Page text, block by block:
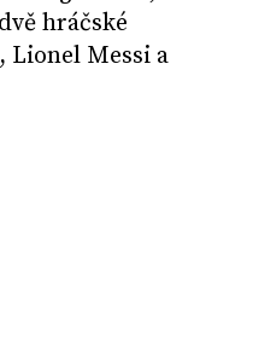
hráčské
Lionel Messi a